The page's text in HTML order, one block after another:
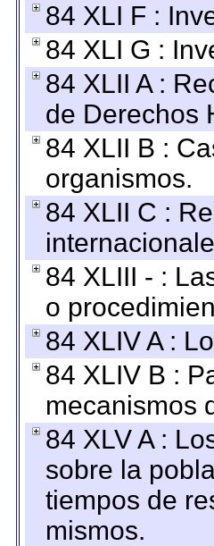
84 XLI F :
84 XLI G :
84 XLII A :
de Derechos
84 XLII B :
organismos.
84 XLII C :
84 XLIII - :
o
84 XLIV A :
84 XLIV B :
mecanismos
84 XLV A :
sobre la
tiempos de
mismos.